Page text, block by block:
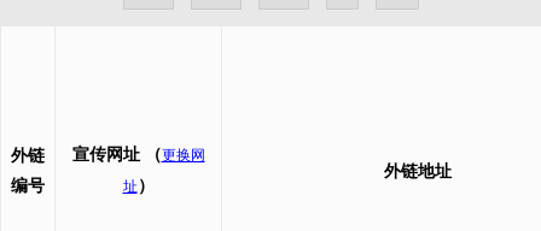
外链
编号
宣传网址 （更换网
址 ）
外链地址